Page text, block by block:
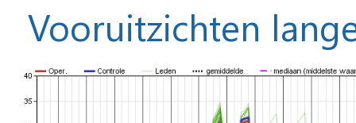
Vooruitzichten